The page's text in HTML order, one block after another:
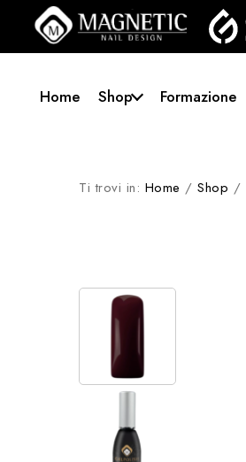
Home Shop Formazione
Ti trovi in: Home /Shop /